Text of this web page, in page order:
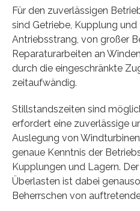
Für den zuverlässigen
sind Getriebe, Kupplung und
Antriebsstrang, von großer
Reparaturarbeiten an
durch die eingeschränkte
zeitaufwändig.
Stillstandszeiten sind
erfordert eine zuverlässige
Auslegung von
genaue Kenntnis der
Kupplungen und Lagern.
Überlasten ist dabei
Beherrschen von